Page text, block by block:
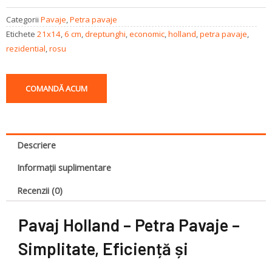
Categorii Pavaje,Petra pavaje
Etichete 21x14, 6 cm,dreptunghi,economic,holland,petra pavaje,
rezidential,rosu
COMANDĂ ACUM
Descriere
Informații suplimentare
Recenzii (0)
Pavaj Holland – Petra Pavaje –
Simplitate, Eficiență și